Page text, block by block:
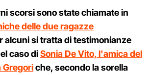
scorsi sono state chiamate in
delle due ragazze
alcuni si tratta di testimonianze
caso diSonia De Vito, l'amica del
Gregoriche, secondo la sorella